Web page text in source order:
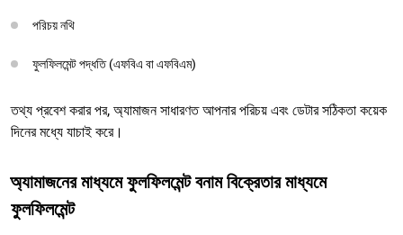
পরিচয় নথি
ফুলফিলমেন্ট পদ্ধতি (এফবিএ বা এফবিএম)
তথ্য প্রবেশ করার পর, অ্যামাজন সাধারণত আপনার পরিচয় এবং ডেটার সঠিকতা কয়েক
দিনের মধ্যে যাচাই করে।
অ্যামাজনের মাধ্যমে ফুলফিলমেন্ট বনাম বিক্রেতার মাধ্যমে
ফুলফিলমেন্ট